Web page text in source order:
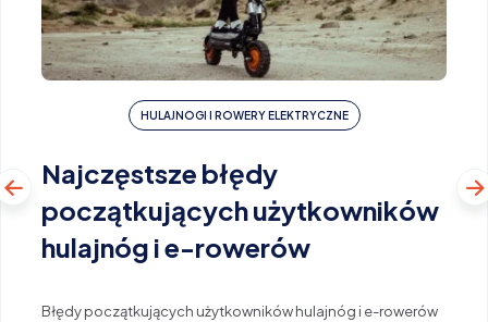
HULAJNOGI I ROWERY ELEKTRYCZNE
Najczęstsze błędy
początkujących użytkowników
hulajnóg i e-rowerów
Błędy początkujących użytkowników hulajnóg i e-rowerów